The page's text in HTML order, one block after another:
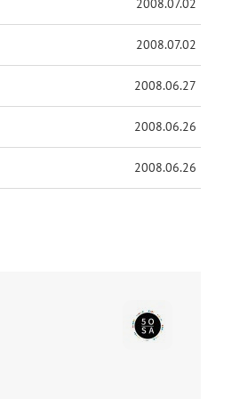
2008.07.02
2008.07.02
2008.06.27
2008.06.26
2008.06.26